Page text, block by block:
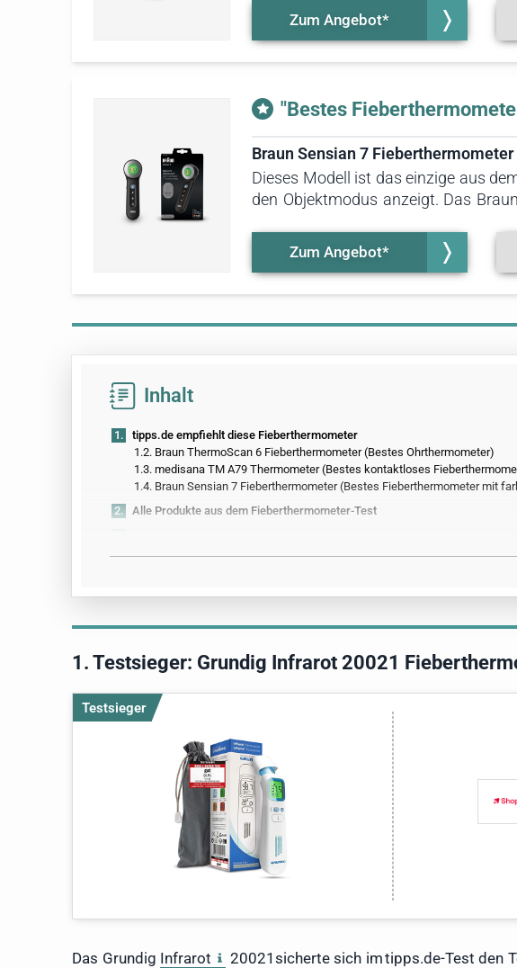
Möglichkeit zur
von Objekten verwendet werden.
Zum Angebot*
"Bestes
Braun Sensian 7 Fieberthermometer
Dieses Modell ist das einzige aus
den Objektmodus anzeigt. Das
Zum Angebot*
Inhalt
1.
tipps.de empfiehlt diese Fieberthermometer
1.2. Braun ThermoScan 6 Fieberthermometer (Bestes Ohrthermometer)
1.3. medisana TM A79 Thermometer (Bestes kontaktloses
1.4. Braun Sensian 7 Fieberthermometer (Bestes Fieberthermometer mit
2.
Alle Produkte aus dem Fieberthermometer-Test
4. So hat tipps.de getestet
1. Testsieger: Grundig Infrarot 20021
Testsieger
Das Grundig Infrarot
20021sicherte sich im tipps.de-Test den